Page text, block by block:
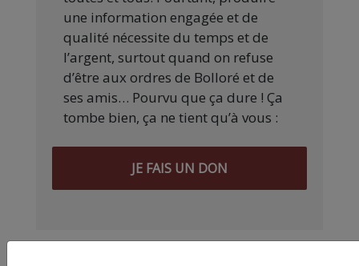
une information engagée et de
qualité nécessite du temps et de
l’argent, surtout quand on refuse
d’être aux ordres de Bolloré et de
ses amis… Pourvu que ça dure ! Ça
tombe bien, ça ne tient qu’à vous :
JE FAIS UN DON